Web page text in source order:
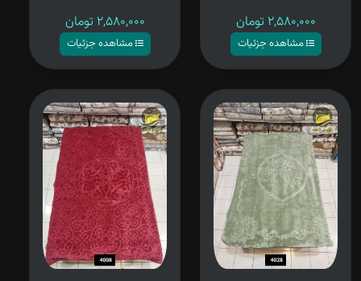
۲,۵۸۰,۰۰۰ تومان
مشاهده جزئیات
۲,۵۸۰,۰۰۰ تومان
مشاهده جزئیات